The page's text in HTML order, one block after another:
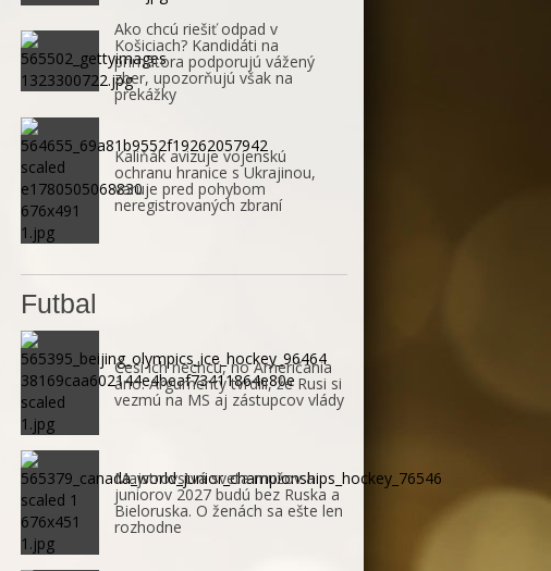
Ako chcú riešiť odpad v
Košiciach? Kandidáti na
primátora podporujú vážený
zber, upozorňujú však na
prekážky
Kaliňák avizuje vojenskú
ochranu hranice s Ukrajinou,
varuje pred pohybom
neregistrovaných zbraní
Futbal
Česi ich nechcú, no Američania
áno. Argumenty tvrdili, že Rusi si
vezmú na MS aj zástupcov vlády
Majstrovstvá sveta mužov a
juniorov 2027 budú bez Ruska a
Bieloruska. O ženách sa ešte len
rozhodne